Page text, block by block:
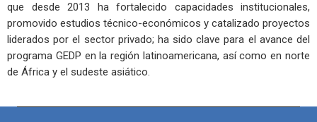
que desde 2013 ha fortalecido capacidades institucionales,
promovido estudios técnico-económicos y catalizado proyectos
liderados por el sector privado; ha sido clave para el avance del
programa GEDP en la región latinoamericana, así como en norte
de África y el sudeste asiático.